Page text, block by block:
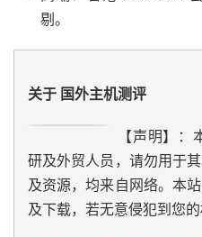
剔。
关于 国外主机测评
【声明】
研及外贸人员，请勿用于
及资源，均来自网络。本
及下载，若无意侵犯到您